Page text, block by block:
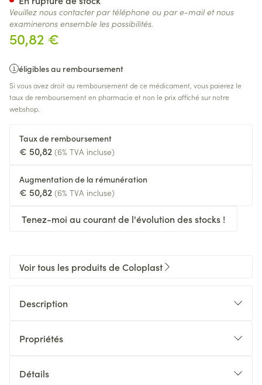
50,82 €
éligibles au remboursement
Si vous avez droit au remboursement de ce médicament, vous paierez le
taux de remboursement en pharmacie et non le prix affiché sur notre
webshop.
Taux de remboursement
€ 50,82 (6% TVA incluse)
Augmentation de la rémunération
€ 50,82 (6% TVA incluse)
Tenez-moi au courant de l'évolution des stocks !
Veuillez nous contacter par téléphone ou par e-mail et nous
examinerons ensemble les possibilités.
Voir tous les produits de Coloplast
Description
Propriétés
Détails